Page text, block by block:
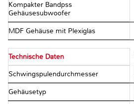
Kompakter Bandpss
Gehäusesubwoofer
MDF Gehäuse mit Plexiglas
Technische Daten
Schwingspulendurchmesser
Gehäusetyp